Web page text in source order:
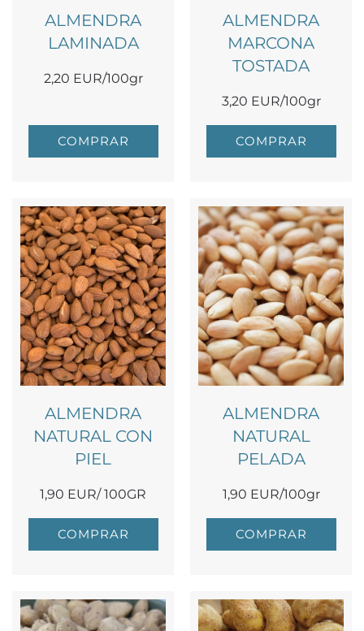
ALMENDRA
LAMINADA
2,20 EUR/100gr
COMPRAR
ALMENDRA
MARCONA
TOSTADA
3,20 EUR/100gr
COMPRAR
ALMENDRA
NATURAL CON
PIEL
1,90 EUR/ 100GR
COMPRAR
ALMENDRA
NATURAL
PELADA
1,90 EUR/100gr
COMPRAR